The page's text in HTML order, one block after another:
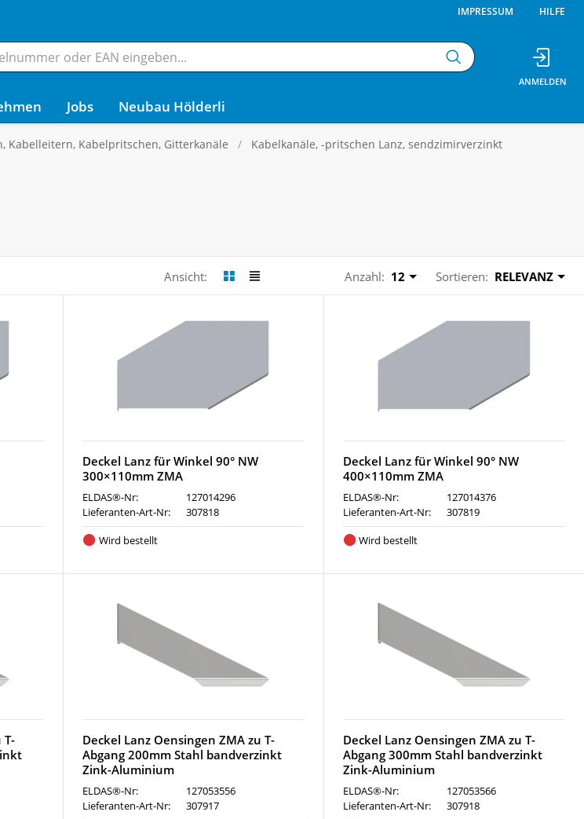
IMPRESSUM HILFE
Jobs Neubau Hölderli
Kabelleitern, Kabelpritschen, Gitterkanäle Kabelkanäle, -pritschen Lanz, sendzimirverzinkt
Ansicht: Anzahl: 12 Sortieren: RELEVANZ
Deckel Lanz für Winkel 90° NW
300×110mm ZMA
ELDAS®-Nr:
127014296
Lieferanten-Art-Nr:
307818
Wird bestellt
Deckel Lanz für Winkel 90° NW
400×110mm ZMA
ELDAS®-Nr:
127014376
Lieferanten-Art-Nr:
307819
Wird bestellt
T-
Deckel Lanz Oensingen ZMA zu T-
Abgang 200mm Stahl bandverzinkt
Zink-Aluminium
ELDAS®-Nr:
127053556
Lieferanten-Art-Nr:
307917
Deckel Lanz Oensingen ZMA zu T-
Abgang 300mm Stahl bandverzinkt
Zink-Aluminium
ELDAS®-Nr:
127053566
Lieferanten-Art-Nr:
307918